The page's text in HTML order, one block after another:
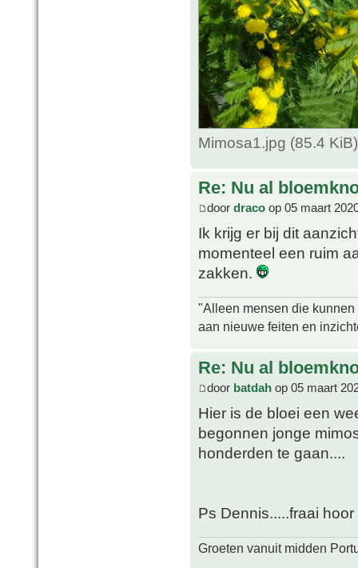
Mimosa1.jpg (85.4
Re: Nu al
door draco op 05 maart
Ik krijg er bij dit
momenteel een ruim
zakken.
"Alleen mensen die
aan nieuwe feiten en
Re: Nu al
door batdah op 05 maart
Hier is de bloei een
begonnen jonge
honderden te gaan....
Ps Dennis.....fraai
Groeten vanuit midden